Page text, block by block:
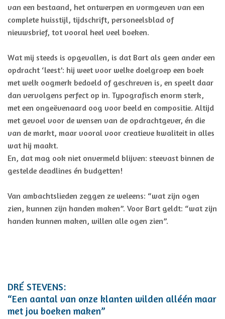
van een bestaand, het ontwerpen en vormgeven van een
complete huisstijl, tijdschrift, personeelsblad of
nieuwsbrief, tot vooral heel veel boeken.
Wat mij steeds is opgevallen, is dat Bart als geen ander een
opdracht ‘leest’: hij weet voor welke doelgroep een boek
met welk oogmerk bedoeld of geschreven is, en speelt daar
dan vervolgens perfect op in. Typografisch enorm sterk,
met een ongeëvenaard oog voor beeld en compositie. Altijd
met gevoel voor de wensen van de opdrachtgever, én die
van de markt, maar vooral voor creatieve kwaliteit in alles
wat hij maakt.
En, dat mag ook niet onvermeld blijven: steevast binnen de
gestelde deadlines én budgetten!
Van ambachtslieden zeggen ze weleens: “wat zijn ogen
zien, kunnen zijn handen maken”. Voor Bart geldt: “wat zijn
handen kunnen maken, willen alle ogen zien”.
DRÉ STEVENS:
“Een aantal van onze klanten wilden alléén maar
met jou boeken maken”